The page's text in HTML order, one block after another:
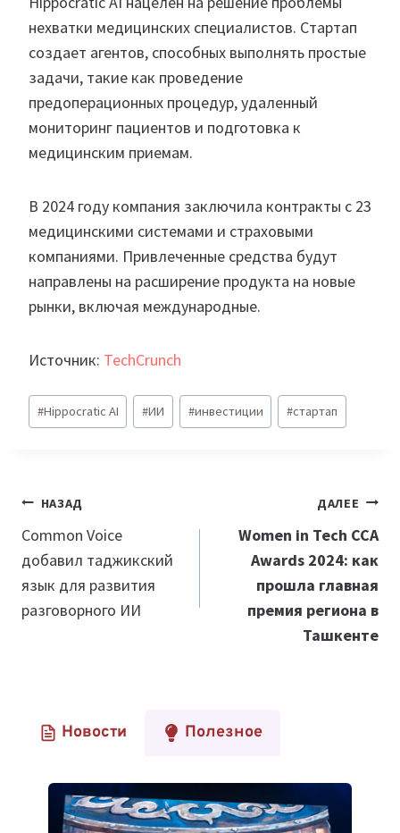
нехватки медицинских специалистов. Стартап
создает агентов, способных выполнять простые
задачи, такие как проведение
предоперационных процедур, удаленный
мониторинг пациентов и подготовка к
медицинским приемам.
В 2024 году компания заключила контракты с 23
медицинскими системами и страховыми
компаниями. Привлеченные средства будут
направлены на расширение продукта на новые
рынки, включая международные.
Источник: TechCrunch
Метки
записи:
#Hippocratic AI #ИИ #инвестиции #стартап
Навигация
по
записям
НАЗАД
Common Voice
добавил таджикский
язык для развития
разговорного ИИ
ДАЛЕЕ
Women in Tech CCA
Awards 2024: как
прошла главная
премия региона в
Ташкенте
Новости Полезное